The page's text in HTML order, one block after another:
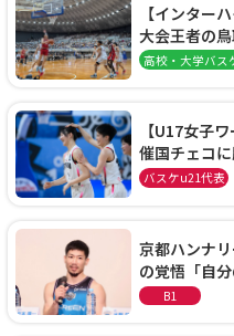
【インター
大会王者の
阜女子に完
高校・大学バス
【U17女子
催国チェコ
通過！準々
バスケu21代表
京都ハンナ
の覚悟「自
に、京都に来
B1